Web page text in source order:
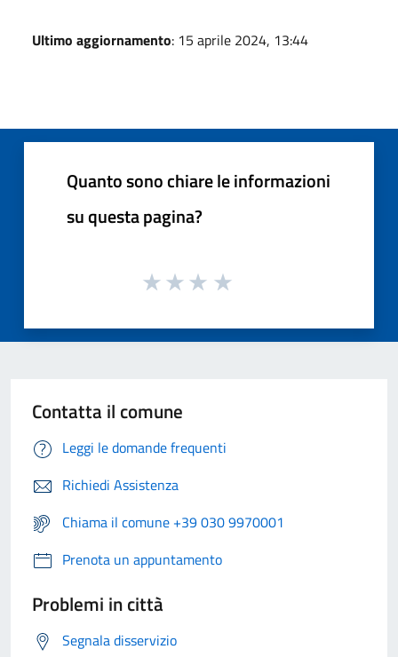
Ultimo aggiornamento: 15 aprile 2024, 13:44
Quanto sono chiare le informazioni
su questa pagina?
Contatta il comune
Leggi le domande frequenti
Richiedi Assistenza
Chiama il comune +39 030 9970001
Prenota un appuntamento
Problemi in città
Segnala disservizio